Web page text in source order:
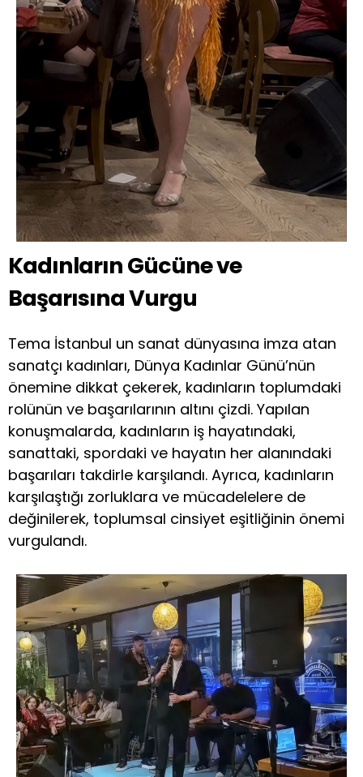
Kadınların Gücüne ve
Başarısına Vurgu
Tema İstanbul un sanat dünyasına imza atan
sanatçı kadınları, Dünya Kadınlar Günü’nün
önemine dikkat çekerek, kadınların toplumdaki
rolünün ve başarılarının altını çizdi. Yapılan
konuşmalarda, kadınların iş hayatındaki,
sanattaki, spordaki ve hayatın her alanındaki
başarıları takdirle karşılandı. Ayrıca, kadınların
karşılaştığı zorluklara ve mücadelelere de
değinilerek, toplumsal cinsiyet eşitliğinin önemi
vurgulandı.